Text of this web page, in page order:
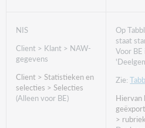
NIS
Client > Klant > NAW-
gegevens
Client > Statistieken en
selecties > Selecties
(Alleen voor BE)
Op
staat
Voor
Zie:
Hiervan
> rubriek